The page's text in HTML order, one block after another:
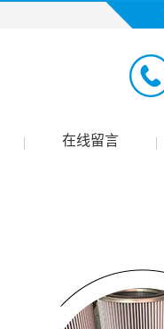
在线留言